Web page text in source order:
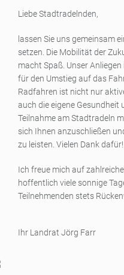
Liebe Stadtradelnden,
lassen Sie uns gemeinsam
setzen. Die Mobilität der
macht Spaß. Unser
für den Umstieg auf das
Radfahren ist nicht nur
auch die eigene Gesundheit
Teilnahme am Stadtradeln
sich Ihnen anzuschließen
zu leisten. Vielen Dank dafür!
Ich freue mich auf
hoffentlich viele sonnige
Teilnehmenden stets
Ihr Landrat Jörg Farr